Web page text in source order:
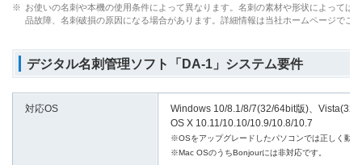
※ お使いの名刺や本機の使用条件によって異なります。名刺の素材や形状によっては
品故障、名刺破損の原因になる場合があります。詳細情報は当社ホームページでご
デジタル名刺管理ソフト「DA-1」システム要件
対応OS
Windows 10/8.1/8/7(32/64bit版)、
OS X 10.11/10.10/10.9/10.8/10.7
※OSをアップグレードしたパソコンでは正しく動
※Mac OSのうちBonjourには非対応です。